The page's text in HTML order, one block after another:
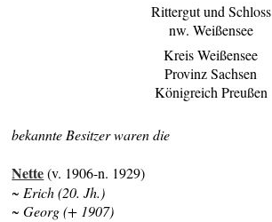
Rittergut und Schloss
nw. Weißensee
Kreis Weißensee
Provinz Sachsen
Königreich Preußen
bekannte Besitzer waren die
Nette(v. 1906-n. 1929)
~ Erich (20. Jh.)
~ Georg (+ 1907)